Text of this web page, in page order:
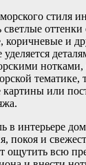
стиля
коричневые и
нотками,
тематике,
картины или
в интерьере
покоя и
ощутить всю